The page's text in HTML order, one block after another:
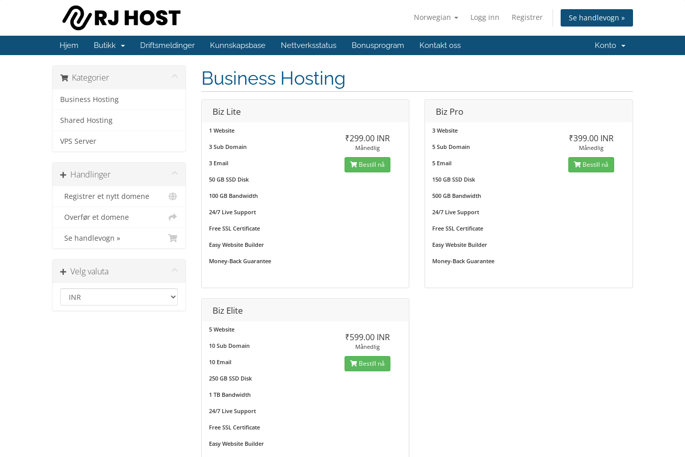
Norwegian Logg inn Registrer Se handlevogn »
Hjem Butikk Driftsmeldinger Kunnskapsbase Nettverksstatus Bonusprogram Kontakt oss Konto
Kategorier
Business Hosting
Shared Hosting
VPS Server
Handlinger
Registrer et nytt domene
Overfør et domene
Se handlevogn »
Velg valuta
Business Hosting
Biz Lite
1 Website
3 Sub Domain
3 Email
50 GB SSD Disk
100 GB Bandwidth
24/7 Live Support
Free SSL Certificate
Easy Website Builder
Money-Back Guarantee
₹299.00 INR
Månedlig
Bestill nå
Biz Pro
3 Website
5 Sub Domain
5 Email
150 GB SSD Disk
500 GB Bandwidth
24/7 Live Support
Free SSL Certificate
Easy Website Builder
Money-Back Guarantee
₹399.00 INR
Månedlig
Bestill nå
Biz Elite
5 Website
10 Sub Domain
10 Email
250 GB SSD Disk
1 TB Bandwidth
24/7 Live Support
Free SSL Certificate
Easy Website Builder
₹599.00 INR
Månedlig
Bestill nå